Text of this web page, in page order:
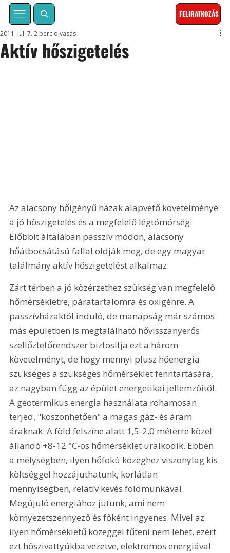
FELIRATKOZÁS
Aktív hőszigetelés
2011. júl. 7. 2 perc olvasás
Az alacsony hőigényű házak alapvető követelménye
a jó hőszigetelés és a megfelelő légtömörség.
Előbbit általában passzív módon, alacsony
hőátbocsátású fallal oldják meg, de egy magyar
találmány aktív hőszigetelést alkalmaz.
Zárt térben a jó közérzethez szükség van megfelelő
hőmérsékletre, páratartalomra és oxigénre. A
passzívházaktól induló, de manapság már számos
más épületben is megtalálható hővisszanyerős
szellőztetőrendszer biztosítja ezt a három
követelményt, de hogy mennyi plusz hőenergia
szükséges a szükséges hőmérséklet fenntartására,
az nagyban függ az épület energetikai jellemzőitől.
A geotermikus energia használata rohamosan
terjed, "köszönhetően" a magas gáz- és áram
áraknak. A föld felszíne alatt 1,5-2,0 méterre közel
állandó +8-12 °C-os hőmérséklet uralkodik. Ebben
a mélységben, ilyen hőfokú közeghez viszonylag kis
költséggel hozzájuthatunk, korlátlan
mennyiségben, relatív kevés földmunkával.
Megújuló energiához jutunk, ami nem
környezetszennyező és főként ingyenes. Mivel az
ilyen hőmérsékletű közeggel fűteni nem lehet, ezért
ezt hőszivattyúkba vezetve, elektromos energiával